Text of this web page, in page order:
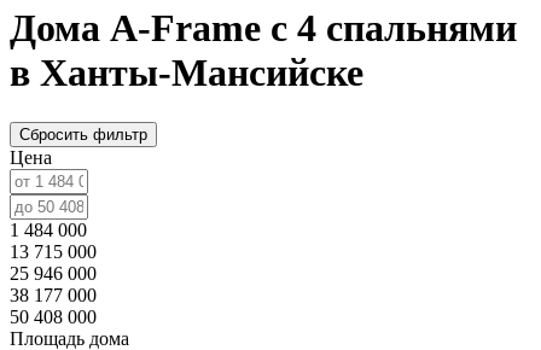
Дома A-Frame с 4 спальнями
в Ханты-Мансийске
Сбросить фильтр
Цена
1 484 000
13 715 000
25 946 000
38 177 000
50 408 000
Площадь дома